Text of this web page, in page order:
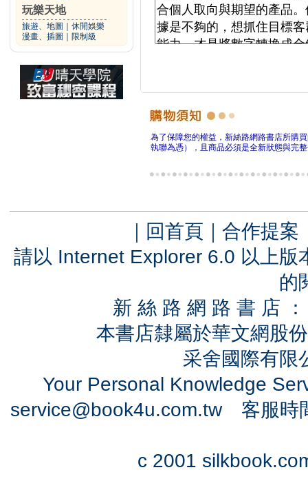
玩樂天地
旅遊、地圖
休閒娛樂
漫畫、插圖
限制級
為了保障您的權益，新絲路網路書店所購
執聯為憑），且商品必須是全新狀態與完
｜ 回首頁 ｜ 合作提案
請以 Internet Explorer 6.0 以上
的
新 絲 路 網 路 書 店
本書店隸屬於華文網股
采舍國際有
Your Personal Knowledge
service@book4u.com.tw客服時
c 2001